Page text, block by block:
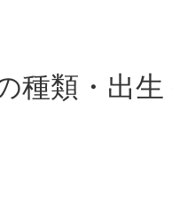
種類・出